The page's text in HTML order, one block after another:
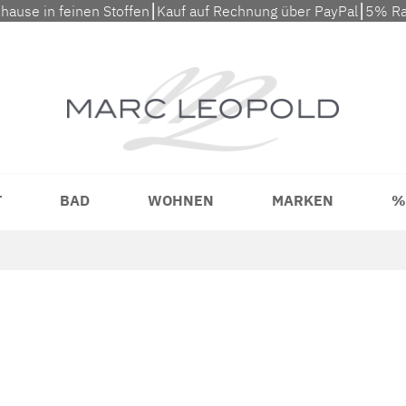
in feinen Stoffen⎮Kauf auf Rechnung über PayPal⎮5%
BAD WOHNEN MARKEN